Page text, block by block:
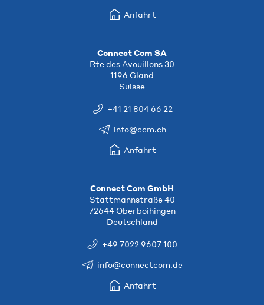
Anfahrt
Connect Com SA
Rte des Avouillons 30
1196 Gland
Suisse
+41 21 804 66 22
info@ccm.ch
Anfahrt
Connect Com GmbH
Stattmannstraße 40
72644 Oberboihingen
Deutschland
+49 7022 9607 100
info@connectcom.de
Anfahrt